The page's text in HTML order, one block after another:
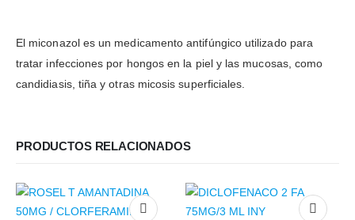
El miconazol es un medicamento antifúngico utilizado para
tratar infecciones por hongos en la piel y las mucosas, como
candidiasis, tiña y otras micosis superficiales.
PRODUCTOS RELACIONADOS